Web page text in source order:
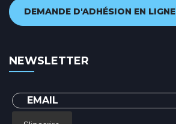
DEMANDE D'ADHÉSION EN LIGNE
NEWSLETTER